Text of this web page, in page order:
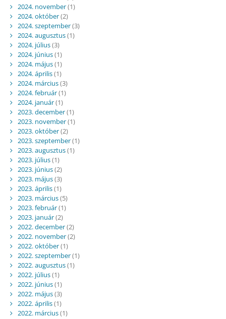
2024. november(1)
2024. október(2)
2024. szeptember(3)
2024. augusztus(1)
2024. július(3)
2024. június(1)
2024. május(1)
2024. április(1)
2024. március(3)
2024. február(1)
2024. január(1)
2023. december(1)
2023. november(1)
2023. október(2)
2023. szeptember(1)
2023. augusztus(1)
2023. július(1)
2023. június(2)
2023. május(3)
2023. április(1)
2023. március(5)
2023. február(1)
2023. január(2)
2022. december(2)
2022. november(2)
2022. október(1)
2022. szeptember(1)
2022. augusztus(1)
2022. július(1)
2022. június(1)
2022. május(3)
2022. április(1)
2022. március(1)